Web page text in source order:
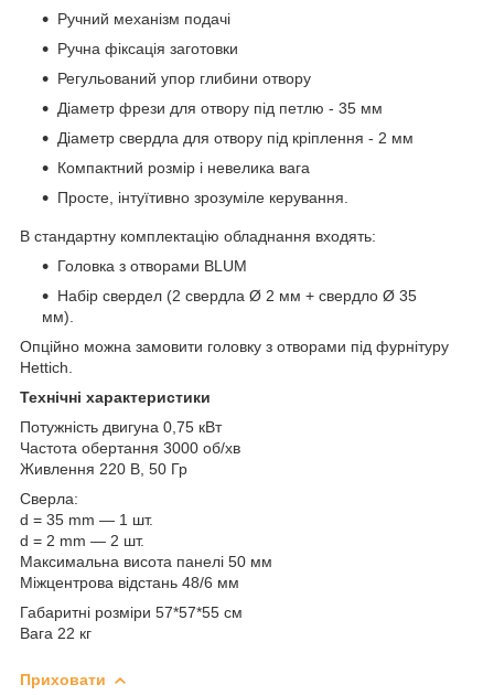
Ручний механізм подачі
Ручна фіксація заготовки
Регульований упор глибини отвору
Діаметр фрези для отвору під петлю - 35 мм
Діаметр свердла для отвору під кріплення - 2 мм
Компактний розмір і невелика вага
Просте, інтуїтивно зрозуміле керування.
В стандартну комплектацію обладнання входять:
Головка з отворами BLUM
Набір свердел (2 свердла Ø 2 мм + свердло Ø 35
мм).
Опційно можна замовити головку з отворами під фурнітуру
Hettich.
Технічні характеристики
Потужність двигуна 0,75 кВт
Частота обертання 3000 об/хв
Живлення 220 В, 50 Гр
Сверла:
d = 35 mm — 1 шт.
d = 2 mm — 2 шт.
Максимальна висота панелі 50 мм
Міжцентрова відстань 48/6 мм
Габаритні розміри 57*57*55 см
Вага 22 кг
Приховати